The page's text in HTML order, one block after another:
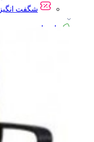
شگفت انگیز
راهنمای خرید
مقایسه
نمودار قیمت